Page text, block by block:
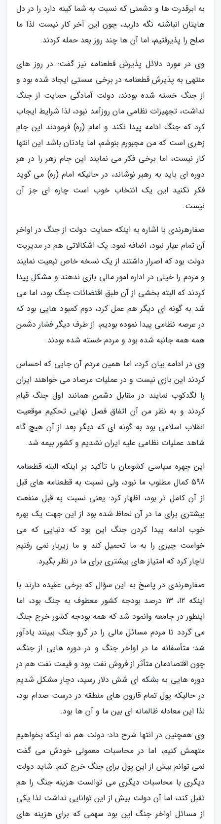
به ابرقدرت ها و دشمنی که نسبت به شما کینه دارد را در دل
هایتان انباشته نگه دارید، چون این آخر کار نیست لذا ما
صلح را پذیرفتیم، اما آن ها چند روز بعد حمله کردند.
وی در مورد دلائل پذیرش قطعنامه نیز گفت: در روز های
منتهی به پذیرش قطعنامه در برخی سستی ایجاد شده بود و
از جنگ خسته شده بودند، دولت آمادگی حمایت از جنگ
نداشت، تجهیزات نظامی مان روزآمد نبود، لذا شرایط ایجاب
کرد که جنگ ادامه پیدا نکند و امام (ره) فرمودند این جام
زهری است که من مجبورم بنوشم، اما یادتان باشد این انتها
کار نیست، اما برخی فکر می نمایند این جام زهر را در هر
دوره ای باید به رهبر نوشاند، در حالیکه امام (ره) می گوید
فکر نکنید این یک انتخاب خوب است چاره ای جز آن
نیست.
صفارهرندی با اشاره به اینکه حمایت دولت از جنگ در اواخر
آن تمام عیار نبود، اضافه نمود: یک اشکالاتی هم در مدیریت
دولت بود که اصرار داشتند از یک نسخه خاص تبعیت نمایند
و مردم را خیلی در اداره امور مالی بازی ندهند و مشکل پیدا
کردند که البته بخشی از آن طبق اقتضائات جنگ بود، اما می
شد به گونه ای دیگر هم عمل کرد، دوم کمبود هایی بود که
در عرصه نظامی پیدا نموده بودیم، از طرف دیگر فشار دشمن
همه همه جانبه شده بود و مردم خسته شده بودند.
وی در ادامه بیان کرد:، اما همین مردم آن جایی که احساس
کردند این بازی نیست و در عملیات مرصاد می خواهند ایران
را لگدکوب نمایند در مقابل دشمن همانند اول جنگ قیام
کردند و به نظر من آن اتفاق فصل نهایی تحکیم موقعیت
انقلاب اسلامی بود به گونه ای که دیگر بعد از آن هیچ گاه
شاهد عملیات نظامی علیه ایران نشدیم و کشور بیمه شد.
این چهره سیاسی کشومان با تأکید بر اینکه البته قطعنامه
598 کمال مطلوب ما نبود، ولی نسبت به قطعنامه های قبل
از آن کامل تر بود، اظهار کرد: یعنی نسبت به قبل منفعت
بیشتری برای ما در آن لحاظ شده بود از این جهت یک بهره
خوب ادامه پیدا کردن جنگ این بود که دنیایی که می
خواست چیزی را به ما تحمیل کند و ما زیربار نمی رفتیم
ناچار کرد که امتیاز های بیشتری برای ما در نظر بگیرد.
صفارهرندی در پاسخ به این سؤال که برخی عقیده دارند با
اینکه 12، 13 درصد بودجه کشور معطوف به جنگ بود، اما
اینطور در جامعه وانمود شد که همه بودجه کشور خرج جنگ
می گردد تا مردم مسائل مالی را در گرو جنگ ببینند یادآور
شد: متأسفانه ما در اواخر جنگ و در دوره هایی از جنگ،
چون اقتصادمان متأثر از فروش نفت بود و قیمت نفت هم در
دوره هایی به بشکه ای شش دلار رسید، دچار مشکل شدیم
در حالیکه پول تمام قارون های منطقه در درست صدام بود،
لذا این معادله ظالمانه ای بین ما و آن ها بود.
وی همچنین در انتها شرح داد: دولت هم نه اینکه بخواهیم
متهمش کنیم، اما در محاسبات معمولی خودش می گفت
نمی توانم بیش از این پول برای جنگ خرج کنم، شاید دولت
دیگری با محاسبات دیگری می توانست هزینه جنگ را هم
تقبل کند، اما آن دولت بیش از این توانایی نداشت لذا یکی
از مسائل اواخر جنگ این بود سهمی که برای هزینه های